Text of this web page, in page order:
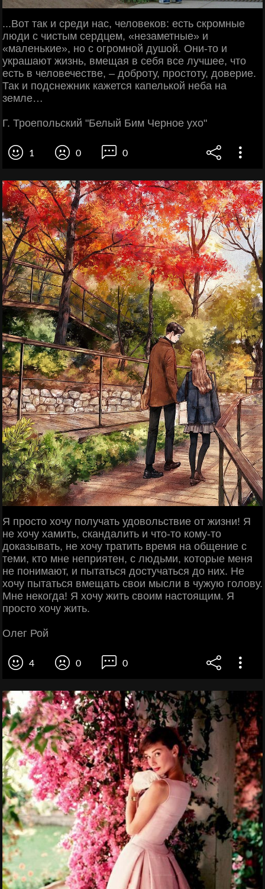
...Вот так и среди нас, человеков: есть скромные
люди с чистым сердцем, «незаметные» и
«маленькие», но с огромной душой. Они-то и
украшают жизнь, вмещая в себя все лучшее, что
есть в человечестве, – доброту, простоту, доверие.
Так и подснежник кажется капелькой неба на
земле…
Г. Троепольский "Белый Бим Черное ухо"
1 0 0
Я просто хочу получать удовольствие от жизни! Я
не хочу хамить, скандалить и что-то кому-то
доказывать, не хочу тратить время на общение с
теми, кто мне неприятен, с людьми, которые меня
не понимают, и пытаться достучаться до них. Не
хочу пытаться вмещать свои мысли в чужую голову.
Мне некогда! Я хочу жить своим настоящим. Я
просто хочу жить.
Олег Рой
4 0 0